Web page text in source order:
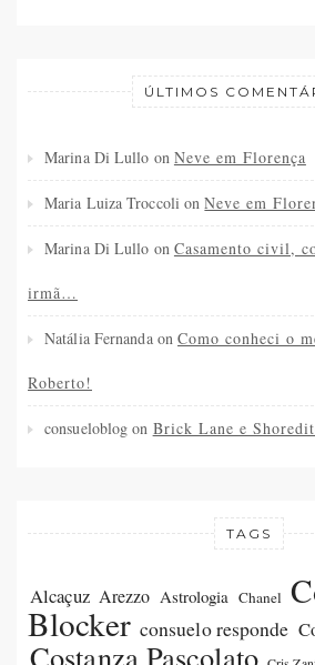
ÚLTIMOS
Marina Di Lullo on Neve em Florença
Maria Luiza Troccoli onNeve em
Marina Di Lullo on Casamento civil,
irmã…
Natália FernandaonComo conheci o
Roberto!
consueloblog on Brick Lane e
TAGS
Alcaçuz Arezzo Astrologia Chanel
Blocker consuelo responde
Costanza Pascolato